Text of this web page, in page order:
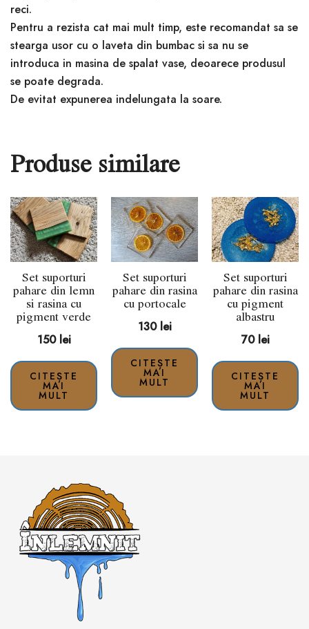
reci.
Pentru a rezista cat mai mult timp, este recomandat sa se
stearga usor cu o laveta din bumbac si sa nu se
introduca in masina de spalat vase, deoarece produsul
se poate degrada.
De evitat expunerea indelungata la soare.
Produse similare
Set suporturi
pahare din lemn
si rasina cu
pigment verde
150 lei
CITEȘTE
MAI
MULT
Set suporturi
pahare din rasina
cu portocale
130 lei
CITEȘTE
MAI
MULT
Set suporturi
pahare din rasina
cu pigment
albastru
70 lei
CITEȘTE
MAI
MULT